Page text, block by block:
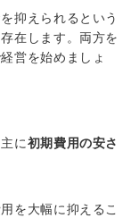
抑えられるという
在します。両方を
営を始めましょ
に初期費用の安さ
を大幅に抑えるこ